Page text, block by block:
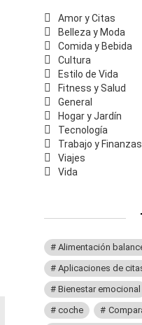
Amor y Citas
Belleza y Moda
Comida y Bebida
Cultura
Estilo de Vida
Fitness y Salud
General
Hogar y Jardín
Tecnología
Trabajo y Finanzas
Viajes
Vida
Alimentación
Aplicaciones de
Bienestar emocional
coche